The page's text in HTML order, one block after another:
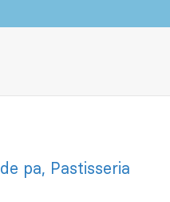
pa, Pastisseria